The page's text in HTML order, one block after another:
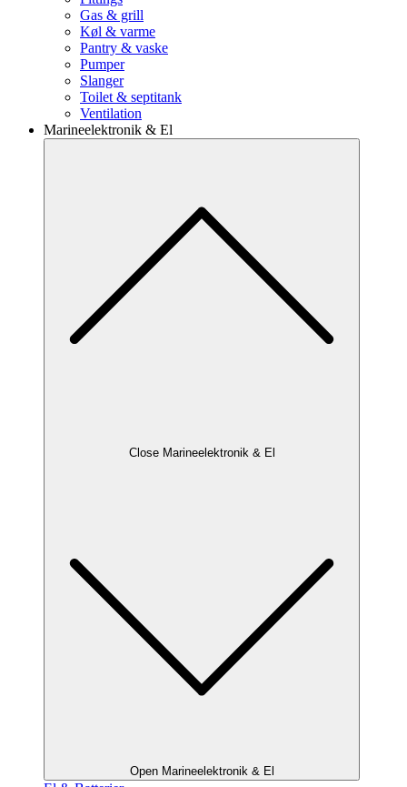
Gas & grill
Køl & varme
Pantry & vaske
Pumper
Slanger
Toilet & septitank
Ventilation
Marineelektronik & El
Close Marineelektronik & El
Open Marineelektronik & El